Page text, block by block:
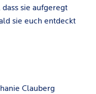
sie aufgeregt
sie euch entdeckt
Clauberg